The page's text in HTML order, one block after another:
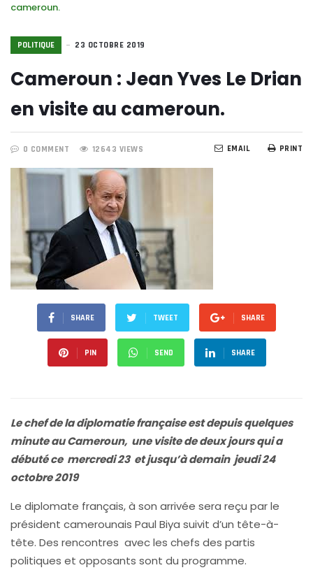
cameroun.
POLITIQUE 23 OCTOBRE 2019
Cameroun : Jean Yves Le Drian
en visite au cameroun.
0 COMMENT 12643 VIEWS PRINT
EMAIL
SHARE TWEET SHARE
PIN SEND SHARE
Le chef de la diplomatie française est depuis quelques
minute au Cameroun, une visite de deux jours qui a
débuté ce mercredi 23 et jusqu’à demain jeudi 24
octobre 2019
Le diplomate français, à son arrivée sera reçu par le
président camerounais Paul Biya suivit d’un tête-à-
tête. Des rencontres avec les chefs des partis
politiques et opposants sont du programme.